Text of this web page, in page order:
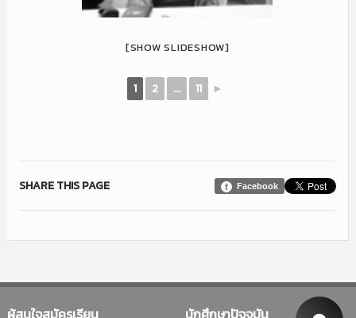
[SHOW SLIDESHOW]
1 2 ... 11 ►
Facebook
SHARE THIS PAGE
ผู้สนใจสมัครเรียน นักศึกษาปัจจุบัน